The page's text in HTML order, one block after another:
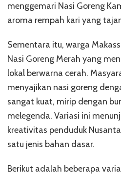
menggemari Nasi Goreng
aroma rempah kari yang
Sementara itu, warga
Nasi Goreng Merah yang
lokal berwarna cerah.
menyajikan nasi goreng
sangat kuat, mirip dengan
melegenda. Variasi ini
kreativitas penduduk
satu jenis bahan dasar.
Berikut adalah beberapa